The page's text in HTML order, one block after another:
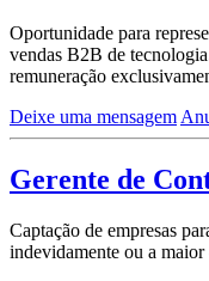
Oportunidade para
vendas B2B de
remuneração
Deixe uma mensagem
Gerente de
Captação de empresas
indevidamente ou a